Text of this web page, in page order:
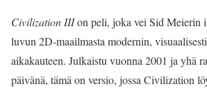
Civilization IIIon peli, joka vei Sid Meierin
luvun 2D-maailmasta modernin,
aikakauteen. Julkaistu vuonna 2001 ja yhä
päivänä, tämä on versio, jossa Civilization